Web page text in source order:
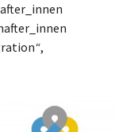
“,